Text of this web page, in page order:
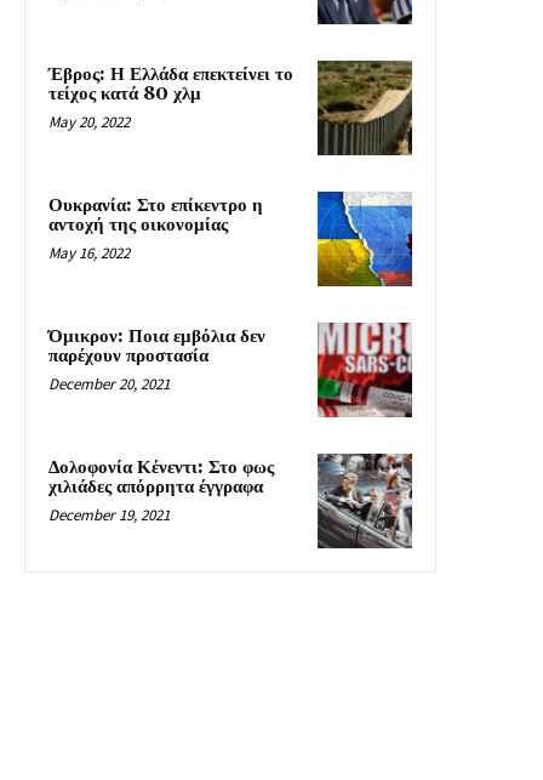
Έβρος: Η Ελλάδα επεκτείνει το
τείχος κατά 80 χλμ
May 20, 2022
Ουκρανία: Στο επίκεντρο η
αντοχή της οικονομίας
May 16, 2022
Όμικρον: Ποια εμβόλια δεν
παρέχουν προστασία
December 20, 2021
Δολοφονία Κένεντι: Στο φως
χιλιάδες απόρρητα έγγραφα
December 19, 2021